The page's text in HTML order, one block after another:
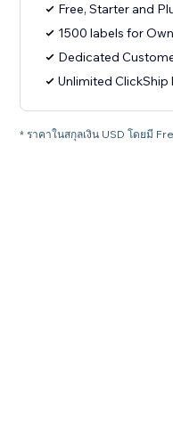
Free, Starter and
1500 labels for
Dedicated
Unlimited ClickShip
* ราคาในสกุลเงิน USD โดยมี